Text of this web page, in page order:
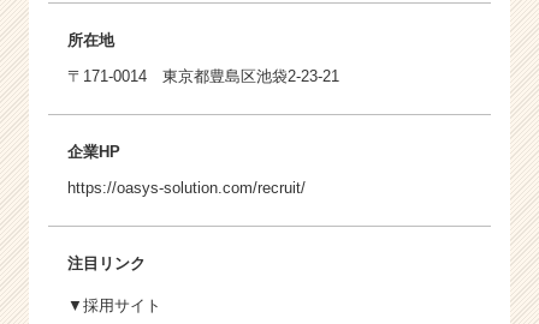
所在地
〒171-0014 東京都豊島区池袋2-23-21
企業HP
https://oasys-solution.com/recruit/
注目リンク
▼採用サイト